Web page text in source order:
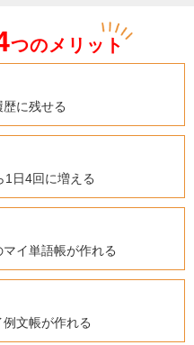
つのメリット
に残せる
1日4回に増える
イ単語帳が作れる
文帳が作れる